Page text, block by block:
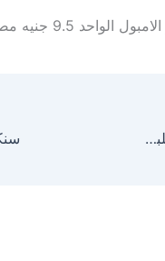
9.5 جنيه مصري.
إديباكت IDIBACT مضاد حيوي قاتل للبكتريا الجرعة والآثار الجانبية